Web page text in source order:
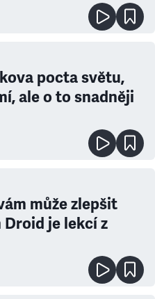
pocta světu,
ale o to snadněji
může zlepšit
je lekcí z